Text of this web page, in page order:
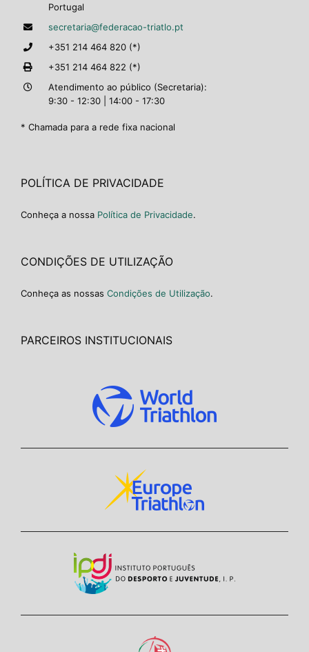
Portugal
secretaria@federacao-triatlo.pt
+351 214 464 820 (*)
+351 214 464 822 (*)
Atendimento ao público (Secretaria):
9:30 - 12:30 | 14:00 - 17:30
* Chamada para a rede fixa nacional
POLÍTICA DE PRIVACIDADE
Conheça a nossa Política de Privacidade.
CONDIÇÕES DE UTILIZAÇÃO
Conheça as nossas Condições de Utilização.
PARCEIROS INSTITUCIONAIS